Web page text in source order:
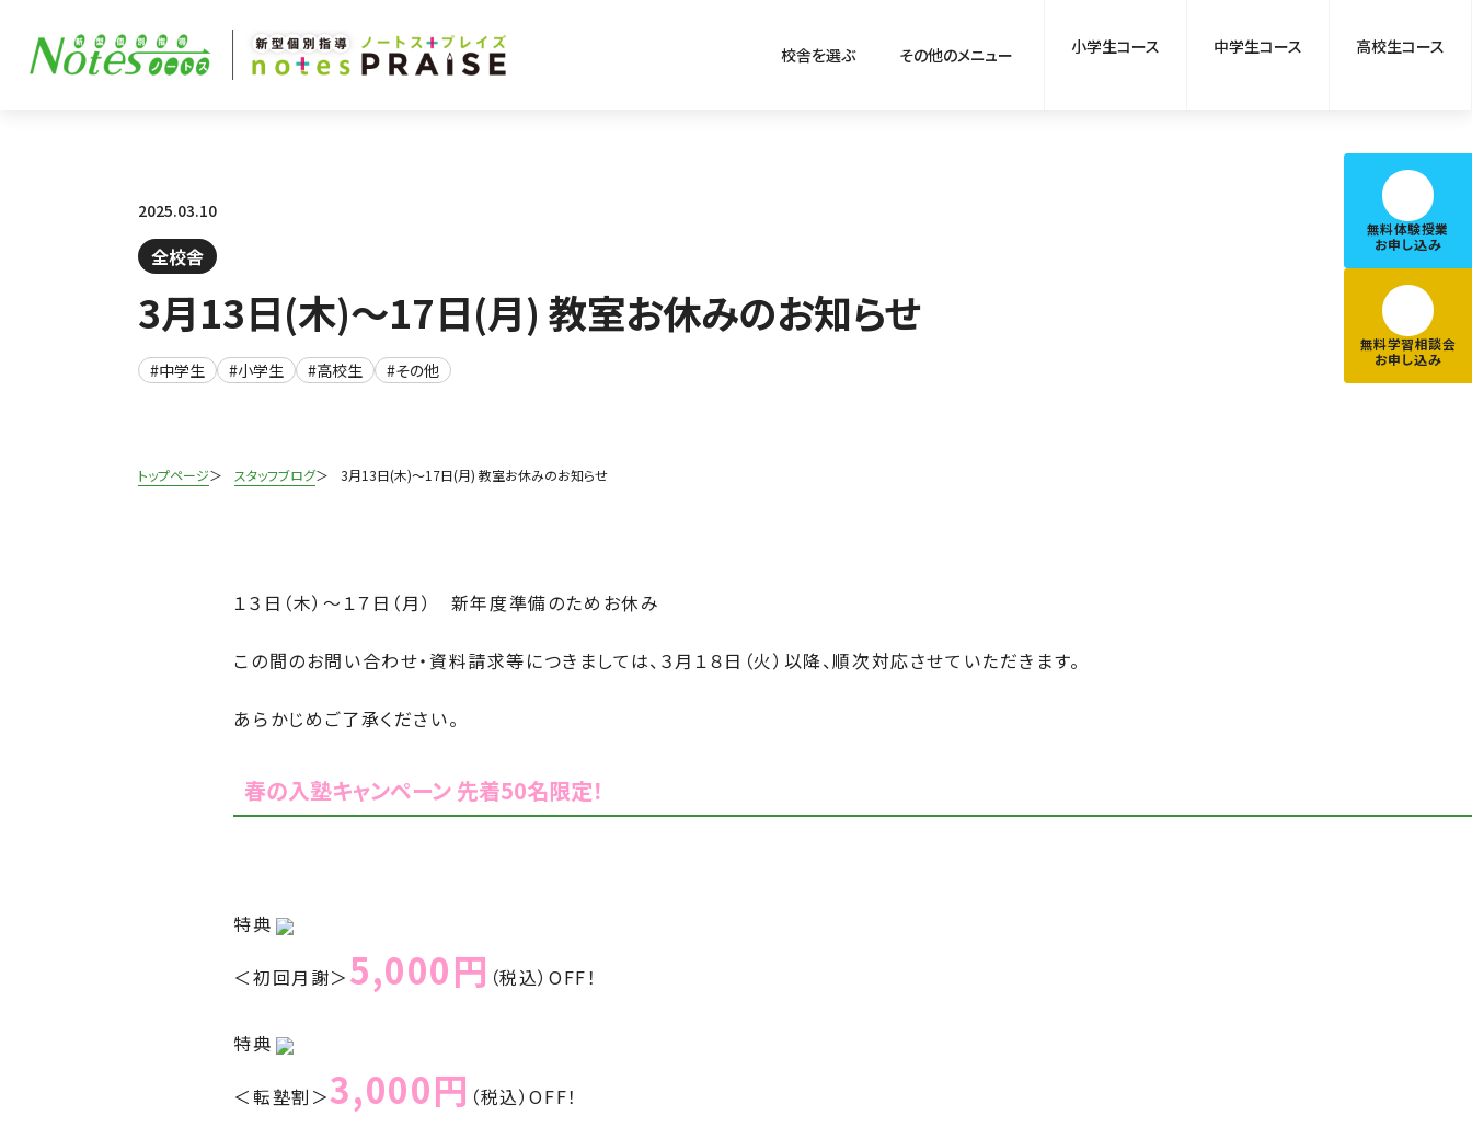
校舎を選ぶ その他のメニュー 小学生コース 中学生コース 高校生コース
無料体験授業
お申し込み
無料学習相談会
お申し込み
2025.03.10
全校舎
3月13日(木)～17日(月) 教室お休みのお知らせ
#中学生 #小学生 #高校生 #その他
トップページ スタッフブログ 3月13日(木)～17日(月) 教室お休みのお知らせ
１３日（木）～１７日（月） 新年度準備のためお休み
この間のお問い合わせ・資料請求等につきましては、３月１８日（火）以降、順次対応させていただきます。
あらかじめご了承ください。
春の入塾キャンペーン 先着50名限定！
特典
＜初回月謝＞ 5,000円 （税込） OFF！
特典
＜転塾割＞3,000円 （税込）OFF！